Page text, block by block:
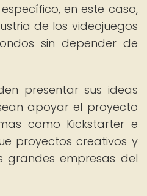
en este caso,
de los videojuegos
sin depender de
presentar sus ideas
apoyar el proyecto
como Kickstarter e
proyectos creativos y
grandes empresas del